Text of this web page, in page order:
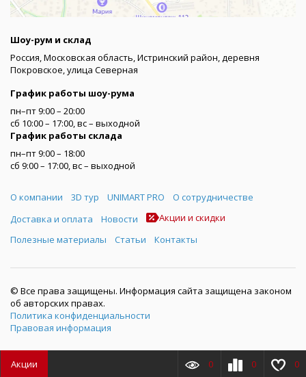
Шоу-рум и склад
Россия, Московская область, Истринский район, деревня
Покровское, улица Северная
График работы шоу-рума
пн–пт 9:00 – 20:00
сб 10:00 – 17:00, вс – выходной
График работы склада
пн–пт 9:00 – 18:00
сб 9:00 – 17:00, вс – выходной
Меню
О компании 3D тур UNIMART PRO
О сотрудничестве
Доставка и оплата
Новости
Акции и скидки
Полезные материалы
Статьи Контакты
© Все права защищены. Информация сайта защищена законом
об авторских правах.
Политика конфиденциальности
Правовая информация
Акции 0 0 0